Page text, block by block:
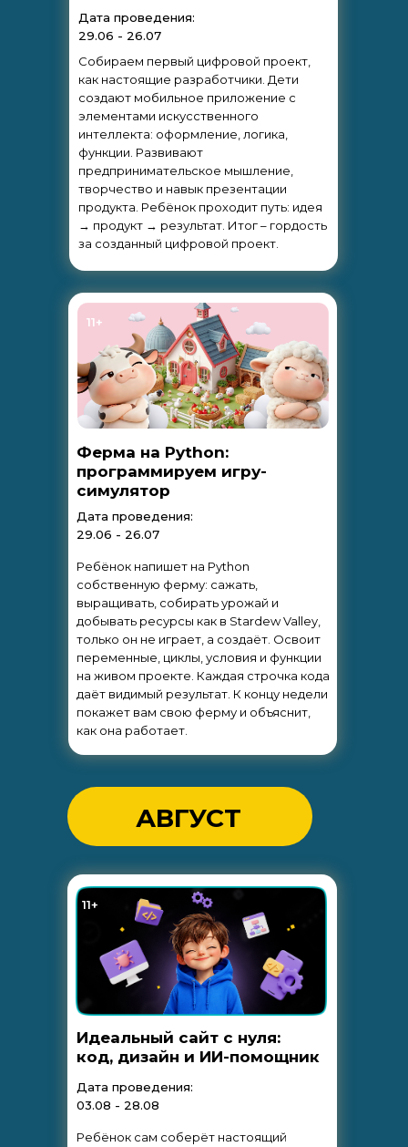
11+
Идеальный сайт с нуля:
код, дизайн и ИИ-помощник
Дата проведения:
03.08 - 28.08
Ребёнок сам соберёт настоящий
11+
Ферма на Python:
программируем игру-
симулятор
Дата проведения:
29.06 - 26.07
Ребёнок напишет на Python
собственную ферму: сажать,
выращивать, собирать урожай и
добывать ресурсы как в Stardew Valley,
только он не играет, а создаёт. Освоит
переменные, циклы, условия и функции
на живом проекте. Каждая строчка кода
даёт видимый результат. К концу недели
покажет вам свою ферму и объяснит,
как она работает.
Дата проведения:
29.06 - 26.07
Собираем первый цифровой проект,
как настоящие разработчики. Дети
создают мобильное приложение с
элементами искусственного
интеллекта: оформление, логика,
функции. Развивают
предпринимательское мышление,
творчество и навык презентации
продукта. Ребёнок проходит путь: идея
→ продукт → результат. Итог – гордость
за созданный цифровой проект.
АВГУСТ